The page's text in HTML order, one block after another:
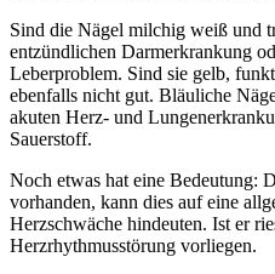
Sind die Nägel milchig weiß und
entzündlichen Darmerkrankung
Leberproblem. Sind sie gelb,
ebenfalls nicht gut. Bläuliche
akuten Herz- und
Sauerstoff.
Noch etwas hat eine Bedeutung:
vorhanden, kann dies auf eine
Herzschwäche hindeuten. Ist er
Herzrhythmusstörung vorliegen.